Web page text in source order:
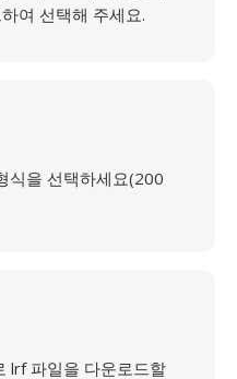
여 선택해 주세요.
식을 선택하세요(200
lrf 파일을 다운로드할